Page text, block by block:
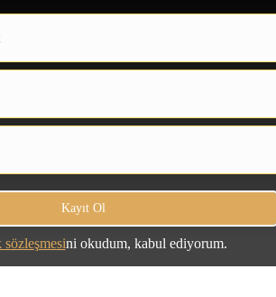
ni okudum, kabul ediyorum.